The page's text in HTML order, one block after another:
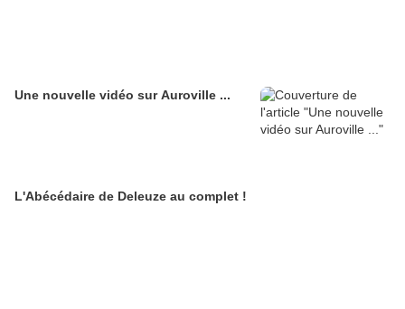
Une nouvelle vidéo sur Auroville ...
L'Abécédaire de Deleuze au complet !